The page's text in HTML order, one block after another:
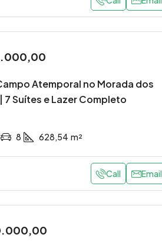
Atemporal no Morada dos
7 Suítes e Lazer Completo
8 628,54 m²
Call Email